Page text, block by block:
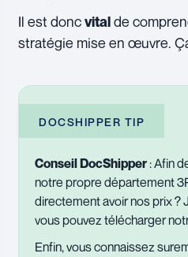
Il est doncvitalde
stratégie mise en œuvre.
DOCSHIPPER TIP
Conseil DocShipper : Afin
notre propre département
directement avoir nos prix ?
vous pouvez télécharger
Enfin, vous connaissez